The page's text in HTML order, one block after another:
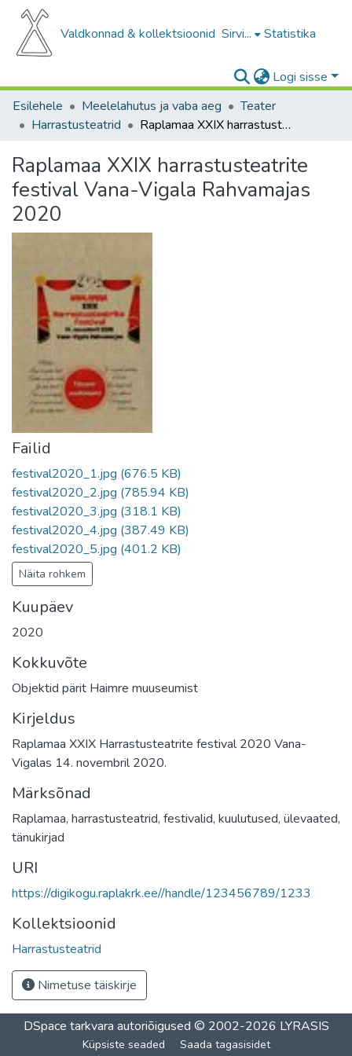
Valdkonnad & kollektsioonid Sirvi... Statistika
Logi sisse
Esilehele
Meelelahutus ja vaba aeg
Teater
Harrastusteatrid
Raplamaa XXIX harrastusteatrite festival Vana-Vigala Rahvamajas 2020
Raplamaa XXIX harrastusteatrite
festival Vana-Vigala Rahvamajas
2020
Failid
festival2020_1.jpg (676.5 KB)
festival2020_2.jpg (785.94 KB)
festival2020_3.jpg (318.1 KB)
festival2020_4.jpg (387.49 KB)
festival2020_5.jpg (401.2 KB)
Näita rohkem
Kuupäev
2020
Kokkuvõte
Objektid pärit Haimre muuseumist
Kirjeldus
Raplamaa XXIX Harrastusteatrite festival 2020 Vana-
Vigalas 14. novembril 2020.
Märksõnad
Raplamaa, harrastusteatrid, festivalid, kuulutused, ülevaated,
tänukirjad
URI
https://digikogu.raplakrk.ee//handle/123456789/1233
Kollektsioonid
Harrastusteatrid
Nimetuse täiskirje
DSpace tarkvara autoriõigused © 2002-2026 LYRASIS
Küpsiste seaded Saada tagasisidet